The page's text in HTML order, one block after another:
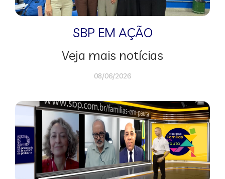
SBP EM AÇÃO
Veja mais notícias
08/06/2026